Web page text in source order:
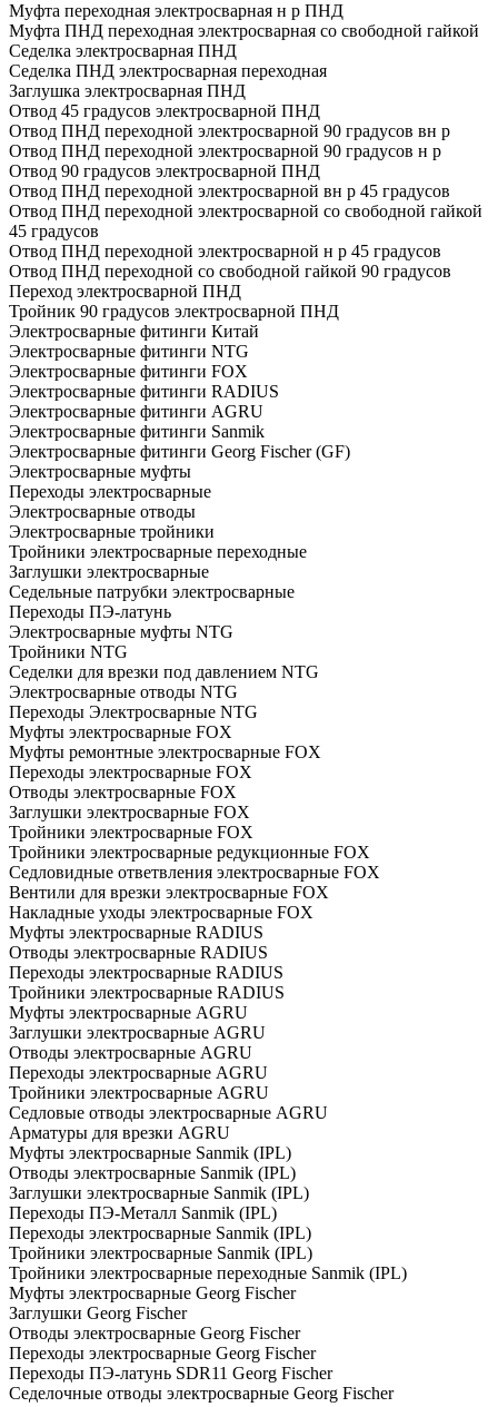
Муфта переходная электросварная н р ПНД
Муфта ПНД переходная электросварная со свободной гайкой
Седелка электросварная ПНД
Седелка ПНД электросварная переходная
Заглушка электросварная ПНД
Отвод 45 градусов электросварной ПНД
Отвод ПНД переходной электросварной 90 градусов вн р
Отвод ПНД переходной электросварной 90 градусов н р
Отвод 90 градусов электросварной ПНД
Отвод ПНД переходной электросварной вн р 45 градусов
Отвод ПНД переходной электросварной со свободной гайкой
45 градусов
Отвод ПНД переходной электросварной н р 45 градусов
Отвод ПНД переходной со свободной гайкой 90 градусов
Переход электросварной ПНД
Тройник 90 градусов электросварной ПНД
Электросварные фитинги Китай
Электросварные фитинги NTG
Электросварные фитинги FOX
Электросварные фитинги RADIUS
Электросварные фитинги AGRU
Электросварные фитинги Sanmik
Электросварные фитинги Georg Fischer (GF)
Электросварные муфты
Переходы электросварные
Электросварные отводы
Электросварные тройники
Тройники электросварные переходные
Заглушки электросварные
Седельные патрубки электросварные
Переходы ПЭ-латунь
Электросварные муфты NTG
Тройники NTG
Седелки для врезки под давлением NTG
Электросварные отводы NTG
Переходы Электросварные NTG
Муфты электросварные FOX
Муфты ремонтные электросварные FOX
Переходы электросварные FOX
Отводы электросварные FOX
Заглушки электросварные FOX
Тройники электросварные FOX
Тройники электросварные редукционные FOX
Седловидные ответвления электросварные FOX
Вентили для врезки электросварные FOX
Накладные уходы электросварные FOX
Муфты электросварные RADIUS
Отводы электросварные RADIUS
Переходы электросварные RADIUS
Тройники электросварные RADIUS
Муфты электросварные AGRU
Заглушки электросварные AGRU
Отводы электросварные AGRU
Переходы электросварные AGRU
Тройники электросварные AGRU
Седловые отводы электросварные AGRU
Арматуры для врезки AGRU
Муфты электросварные Sanmik (IPL)
Отводы электросварные Sanmik (IPL)
Заглушки электросварные Sanmik (IPL)
Переходы ПЭ-Металл Sanmik (IPL)
Переходы электросварные Sanmik (IPL)
Тройники электросварные Sanmik (IPL)
Тройники электросварные переходные Sanmik (IPL)
Муфты электросварные Georg Fischer
Заглушки Georg Fischer
Отводы электросварные Georg Fischer
Переходы электросварные Georg Fischer
Переходы ПЭ-латунь SDR11 Georg Fischer
Седелочные отводы электросварные Georg Fischer